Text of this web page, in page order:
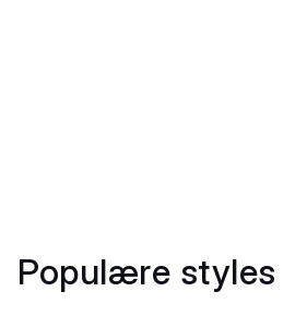
Populære styles